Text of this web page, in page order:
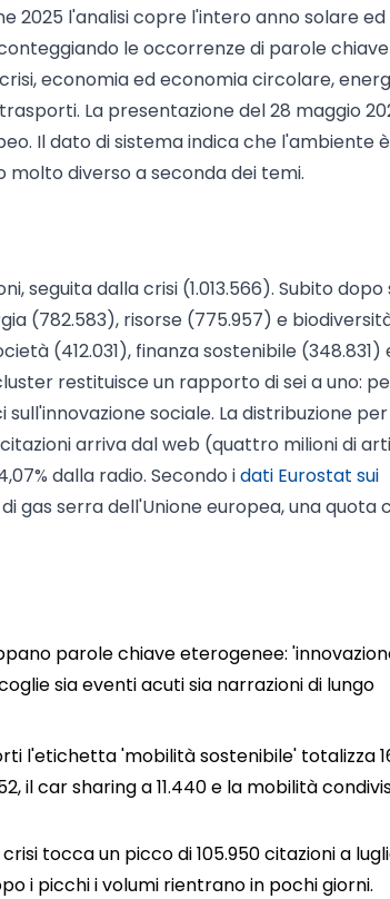
2025 l'analisi copre l'intero anno solare ed
le occorrenze di parole chiave
economia ed economia circolare,
La presentazione del 28 maggio
Il dato di sistema indica che l'ambiente è
molto diverso a seconda dei temi.
seguita dalla crisi (1.013.566). Subito dopo
(782.583), risorse (775.957) e
(412.031), finanza sostenibile (348.831)
restituisce un rapporto di sei a uno:
sociale. La distribuzione per
arriva dal web (quattro milioni di
dalla radio. Secondo idati Eurostat sui
gas serra dell'Unione europea, una quota
parole chiave eterogenee:
sia eventi acuti sia narrazioni di lungo
l'etichetta 'mobilità sostenibile' totalizza
car sharing a 11.440 e la mobilità
crisi tocca un picco di 105.950 citazioni a
i picchi i volumi rientrano in pochi giorni.